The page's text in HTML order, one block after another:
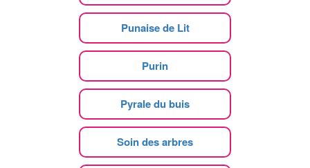
Punaise de Lit
Purin
Pyrale du buis
Soin des arbres